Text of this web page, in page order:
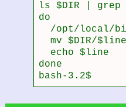
ls $DIR | grep
do
/opt/local/
mv $DIR/
  echo $line
done
bash-3.2$